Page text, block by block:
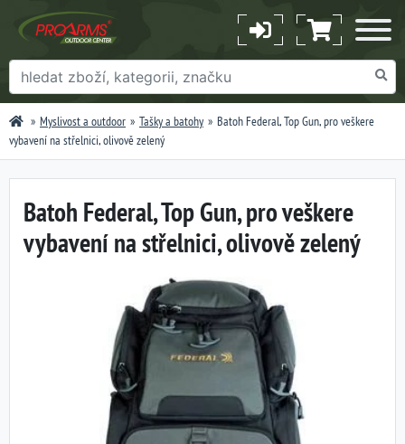
Myslivost a outdoor Tašky a batohy
Batoh Federal, Top Gun, pro veškere
vybavení na střelnici, olivově zelený
Batoh Federal, Top Gun, pro veškere
vybavení na střelnici, olivově zelený